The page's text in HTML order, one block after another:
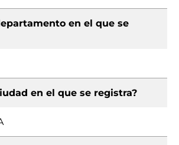
en el que se
en el que se registra?